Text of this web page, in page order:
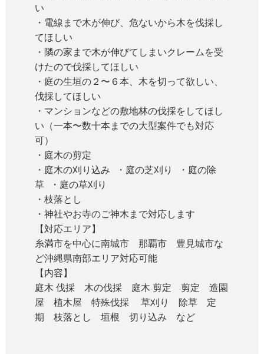
い
・電線まで木が伸び、危ないから木を伐採し
てほしい
・隣の家まで木が伸びてしまいクレームを受
けたので伐採してほしい
・庭の生垣の２〜６本、木を切って欲しい、
伐採してほしい
・マンションなどの敷地林の伐採をしてほし
い（一本〜数十本までの大型案件でも対応
可）
・庭木の剪定
・庭木の刈り込み ・庭の芝刈り ・庭の除
草 ・庭の草刈り
・枝落とし
・神社やお寺のご神木まで対応します
【対応エリア】
糸満市を中心に南城市 那覇市 豊見城市な
ど沖縄県南部エリア対応可能
【内容】
庭木 伐採 木の伐採 庭木 剪定 剪定 造園
屋 植木屋 特殊伐採 草刈り 除草 定
期 枝落とし 垣根 切り込み など